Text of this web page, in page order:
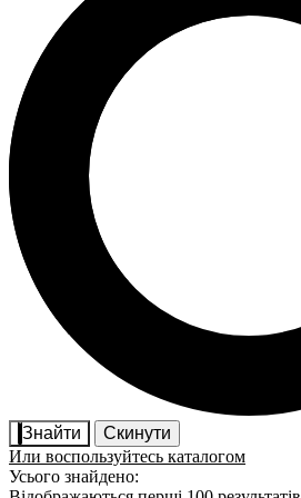
Знайти
Скинути
Или воспользуйтесь каталогом
Усього знайдено: